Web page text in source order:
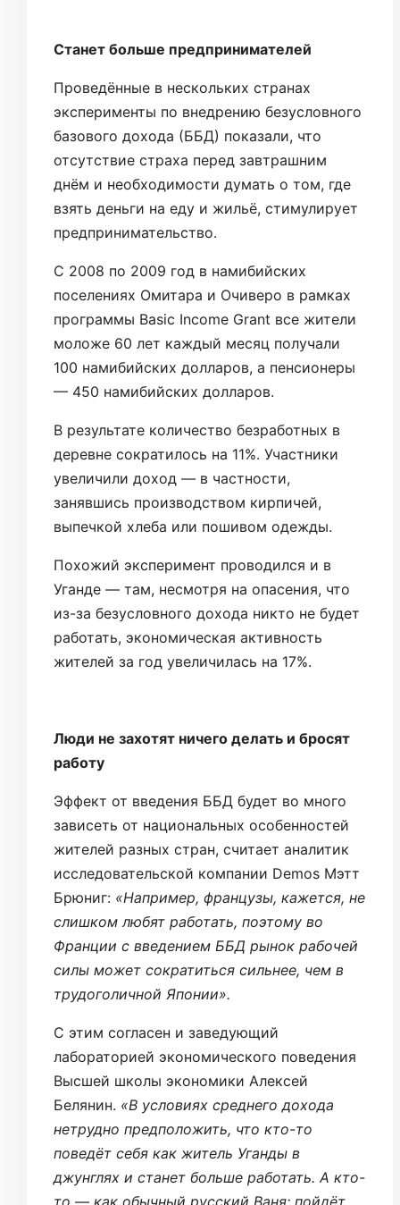
Станет больше предпринимателей
Проведённые в нескольких странах
эксперименты по внедрению безусловного
базового дохода (ББД) показали, что
отсутствие страха перед завтрашним
днём и необходимости думать о том, где
взять деньги на еду и жильё, стимулирует
предпринимательство.
С 2008 по 2009 год в намибийских
поселениях Омитара и Очиверо в рамках
программы Basic Income Grant все жители
моложе 60 лет каждый месяц получали
100 намибийских долларов, а пенсионеры
— 450 намибийских долларов.
В результате количество безработных в
деревне сократилось на 11%. Участники
увеличили доход — в частности,
занявшись производством кирпичей,
выпечкой хлеба или пошивом одежды.
Похожий эксперимент проводился и в
Уганде — там, несмотря на опасения, что
из-за безусловного дохода никто не будет
работать, экономическая активность
жителей за год увеличилась на 17%.
Люди не захотят ничего делать и бросят
работу
Эффект от введения ББД будет во много
зависеть от национальных особенностей
жителей разных стран, считает аналитик
исследовательской компании Demos Мэтт
Брюниг: «Например, французы, кажется, не
слишком любят работать, поэтому во
Франции с введением ББД рынок рабочей
силы может сократиться сильнее, чем в
трудоголичной Японии».
С этим согласен и заведующий
лабораторией экономического поведения
Высшей школы экономики Алексей
Белянин. «В условиях среднего дохода
нетрудно предположить, что кто-то
поведёт себя как житель Уганды в
джунглях и станет больше работать. А кто-
то — как обычный русский Ваня: пойдёт